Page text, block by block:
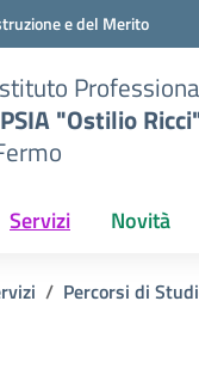
e del Merito
"Ostilio
Servizi Novità
Percorsi di